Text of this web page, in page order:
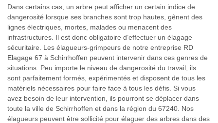
Dans certains cas, un arbre peut afficher un certain indice de
dangerosité lorsque ses branches sont trop hautes, gênent des
lignes électriques, mortes, malades ou menacent des
infrastructures. Il est donc obligatoire d’effectuer un élagage
sécuritaire. Les élagueurs-grimpeurs de notre entreprise RD
Elagage 67 à Schirrhoffen peuvent intervenir dans ces genres de
situations. Peu importe le niveau de dangerosité du travail, ils
sont parfaitement formés, expérimentés et disposent de tous les
matériels nécessaires pour faire face à tous les défis. Si vous
avez besoin de leur intervention, ils pourront se déplacer dans
toute la ville de Schirrhoffen et dans la région du 67240. Nos
élagueurs peuvent être sollicité pour élaguer des arbres dans des